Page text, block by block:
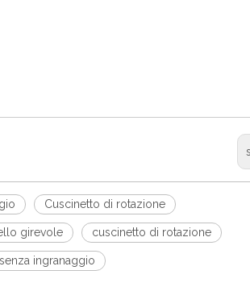
Cuscinetto di rotazione
girevole cuscinetto di rotazione
ingranaggio